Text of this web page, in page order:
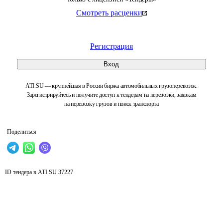
Смотреть расценки
Регистрация
Вход
ATI.SU — крупнейшая в России биржа автомобильных грузоперевозок.
Зарегистрируйтесь и получите доступ к тендерам на перевозки, заявкам
на перевозку грузов и поиск транспорта
Поделиться
ID тендера в ATI.SU 37227